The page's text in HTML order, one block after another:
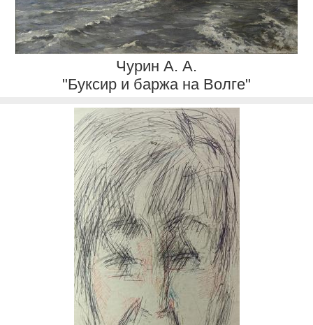
Чурин А. А.
"Буксир и баржа на Волге"